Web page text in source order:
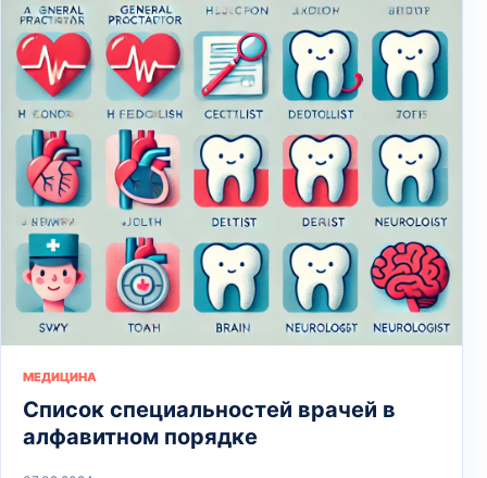
МЕДИЦИНА
Список специальностей врачей в
алфавитном порядке